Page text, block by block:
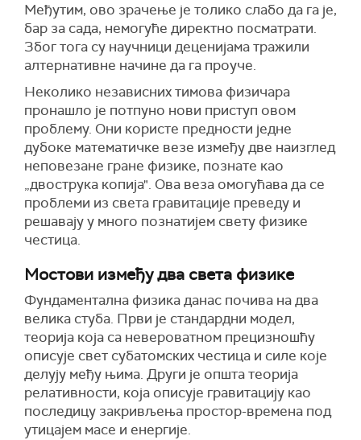
Међутим, ово зрачење је толико слабо да га је,
бар за сада, немогуће директно посматрати.
Због тога су научници деценијама тражили
алтернативне начине да га проуче.
Неколико независних тимова физичара
пронашло је потпуно нови приступ овом
проблему. Они користе предности једне
дубоке математичке везе између две наизглед
неповезане гране физике, познате као
„двострука копија". Ова веза омогућава да се
проблеми из света гравитације преведу и
решавају у много познатијем свету физике
честица.
Мостови између два света физике
Фундаментална физика данас почива на два
велика стуба. Први је стандардни модел,
теорија која са невероватном прецизношћу
описује свет субатомских честица и силе које
делују међу њима. Други је општа теорија
релативности, која описује гравитацију као
последицу закривљења простор-времена под
утицајем масе и енергије.